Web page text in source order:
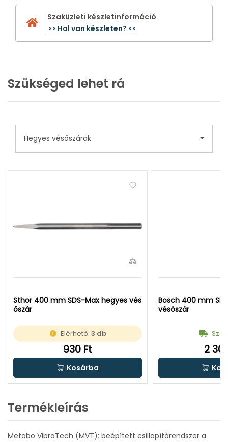
Szaküzleti készletinformáció
>> Hol van készleten? <<
Szükséged lehet rá
Hegyes vésőszárak
Sthor 400 mm SDS-Max hegyes vés
őszár
Elérhető:3 db
930 Ft
Kosárba
Bosch 400 mm
vésőszár
2
Termékleírás
Metabo VibraTech (MVT): beépített csillapítórendszer a